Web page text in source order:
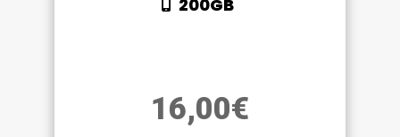
200GB
16,00€